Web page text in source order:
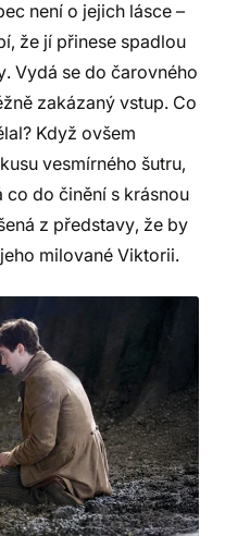
není o jejich lásce –
že jí přinese spadlou
Vydá se do čarovného
zakázaný vstup. Co
Když ovšem
vesmírného šutru,
do činění s krásnou
z představy, že by
milované Viktorii.